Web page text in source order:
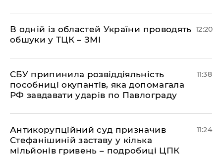
В одній із областей України проводять
обшуки у ТЦК – ЗМІ
12:20
СБУ припинила розвіддіяльність
пособниці окупантів, яка допомагала
РФ завдавати ударів по Павлограду
11:38
Антикорупційний суд призначив
Стефанішиній заставу у кілька
мільйонів гривень – подробиці ЦПК
11:24